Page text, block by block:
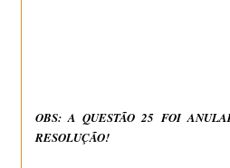
OBS: A QUESTÃO 25 FOI
RESOLUÇÃO!